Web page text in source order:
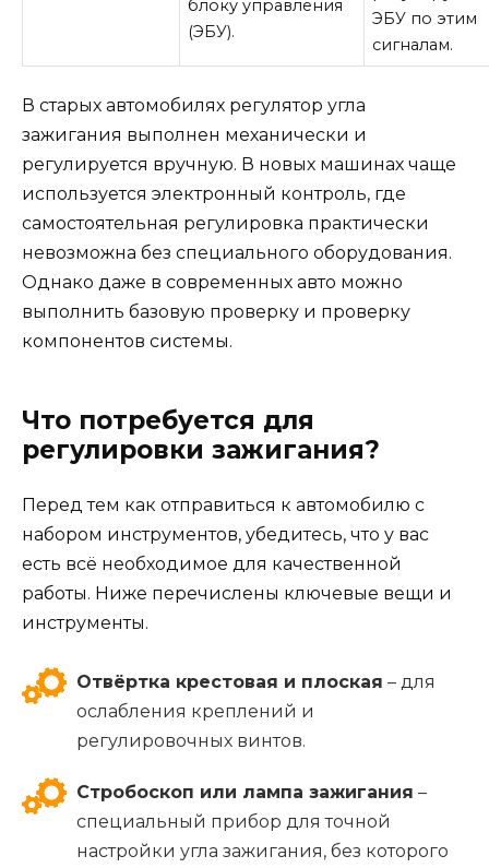
блоку управления
(ЭБУ).
ЭБУ по этим
сигналам.
В старых автомобилях регулятор угла
зажигания выполнен механически и
регулируется вручную. В новых машинах чаще
используется электронный контроль, где
самостоятельная регулировка практически
невозможна без специального оборудования.
Однако даже в современных авто можно
выполнить базовую проверку и проверку
компонентов системы.
Что потребуется для
регулировки зажигания?
Перед тем как отправиться к автомобилю с
набором инструментов, убедитесь, что у вас
есть всё необходимое для качественной
работы. Ниже перечислены ключевые вещи и
инструменты.
Отвёртка крестовая и плоская – для
ослабления креплений и
регулировочных винтов.
Стробоскоп или лампа зажигания –
специальный прибор для точной
настройки угла зажигания, без которого